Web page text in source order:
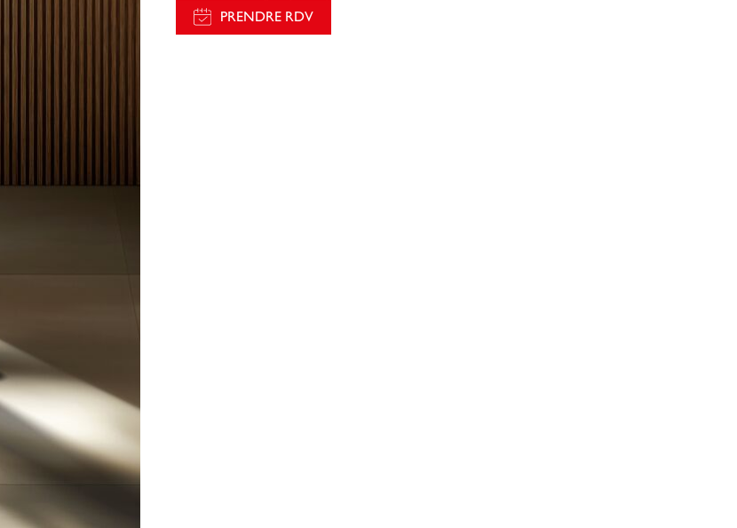
PRENDRE RDV